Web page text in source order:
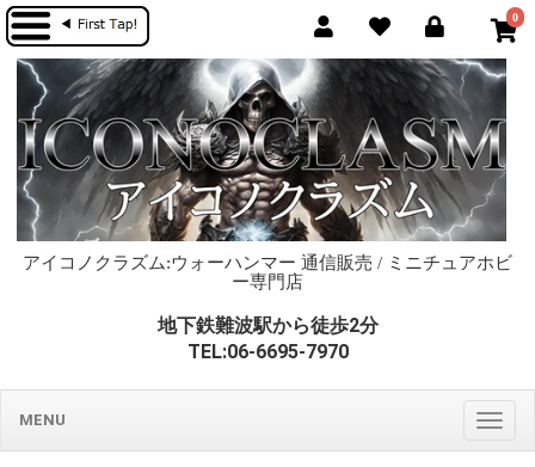
0
アイコノクラズム:ウォーハンマー 通信販売 / ミニチュアホビ
ー専門店
地下鉄難波駅から徒歩2分
TEL:06-6695-7970
MENU